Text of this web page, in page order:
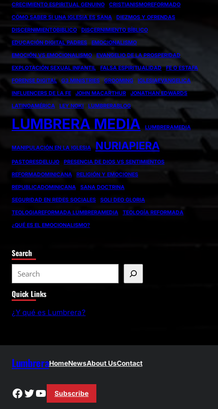
CRECIMIENTO ESPIRITUAL GENUINO
CRISTIANISMOREFORMADO
CÓMO SABER SI UNA IGLESIA ES SANA
DIEZMOS Y OFRENDAS
DISCERNIMIENTOBIBLICO
DISCERNIMIENTO BÍBLICO
EDUCACIÓN DIGITAL PADRES
EMOCIONALISMO
EMOCIÓN VS EMOCIONALISMO
EVANGELIO DE LA PROSPERIDAD
EXPLOTACIÓN SEXUAL INFANTIL
FALSA ESPIRITUALIDAD
FE O ESTAFA
FORENSE DIGITAL
G3 MINISTRIES GROOMING
IGLESIAEVANGELICA
INFLUENCERS DE LA FE
JOHN MACARTHUR
JONATHAN EDWARDS
LATINOAMÉRICA
LEY NOKI LUMBRERABLOG
LUMBRERA MEDIA LUMBRERAMEDIA
MANIPULACIÓN EN LA IGLESIA NURIAPIERA
PASTORESDELUJO
PRESENCIA DE DIOS VS SENTIMIENTOS
REFORMADOMINICANA
RELIGIÓN Y EMOCIONES
REPUBLICADOMINICANA
SANA DOCTRINA
SEGURIDAD EN REDES SOCIALES
SOLI DEO GLORIA
TEOLOGIAREFORMADA LUMBRERAMEDIA
TEOLOGÍA REFORMADA
¿QUÉ ES EL EMOCIONALISMO?
Search
e
a
Quick Links
¿Y qué es Lumbrera?
LumbreraHomeNewsAbout UsContact
Facebook
Twitter
YouTube
Subscribe